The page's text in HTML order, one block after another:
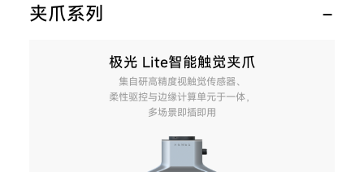
夹爪系列
极光 Lite智能触觉夹爪
集自研高精度视触觉传感器、
柔性驱控与边缘计算单元于一体，
多场景即插即用